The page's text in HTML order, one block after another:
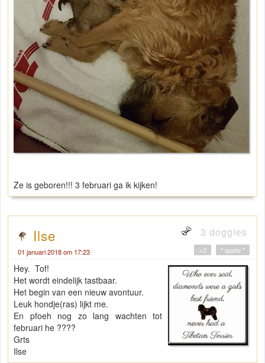
Ze is geboren!!! 3 februari ga ik kijken!
Ilse 3 doggies
01 januari 2018 om 17:23 " quote "
+0
Hey. Tof!
Het wordt eindelijk tastbaar.
Het begin van een nieuw avontuur.
Leuk hondje(ras) lijkt me.
En pfoeh nog zo lang wachten tot
februari he ????
Grts
Ilse